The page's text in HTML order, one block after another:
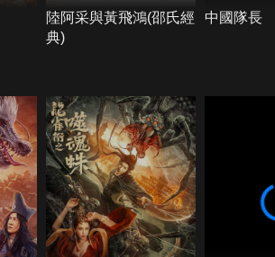
陸阿采與黃飛鴻(邵氏經
典)
中國隊長